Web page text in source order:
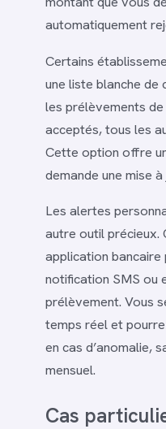
automatiquement
Certains
une liste blanche de
les prélèvements
acceptés, tous les
Cette option offre
demande une mise
Les alertes
autre outil précieux.
application
notification SMS ou
prélèvement. Vous
temps réel et
en cas d’anomalie,
mensuel.
Cas